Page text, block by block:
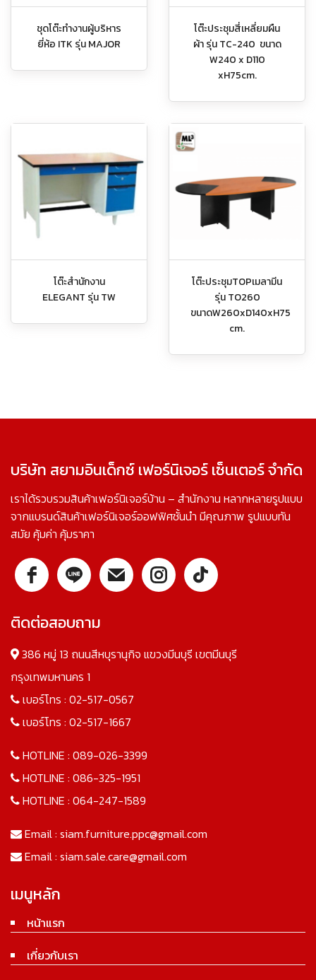
ชุดโต๊ะทำงานผู้บริหาร
ยี่ห้อ ITK รุ่น MAJOR
โต๊ะประชุมสี่เหลี่ยมผืน
ผ้า รุ่น TC-240 ขนาด
W240 x D110
xH75cm.
โต๊ะสำนักงาน
ELEGANT รุ่น TW
โต๊ะประชุมTOPเมลามีน
รุ่น TO260
ขนาดW260xD140xH75
cm.
บริษัท สยามอินเด็กซ์ เฟอร์นิเจอร์ เซ็นเตอร์ จำกัด
เราได้รวบรวมสินค้าเฟอร์นิเจอร์บ้าน – สำนักงาน หลากหลายรูปแบบ
จากแบรนด์สินค้าเฟอร์นิเจอร์ออฟฟิศชั้นนำ มีคุณภาพ รูปแบบทัน
สมัย คุ้มค่า คุ้มราคา
ติดต่อสอบถาม
386 หมู่ 13 ถนนสีหบุรานุกิจ แขวงมีนบุรี เขตมีนบุรี
กรุงเทพมหานคร 1
เบอร์โทร : 02-517-0567
เบอร์โทร : 02-517-1667
HOTLINE : 089-026-3399
HOTLINE : 086-325-1951
HOTLINE : 064-247-1589
Email : siam.furniture.ppc@gmail.com
Email : siam.sale.care@gmail.com
เมนูหลัก
หน้าแรก
เกี่ยวกับเรา